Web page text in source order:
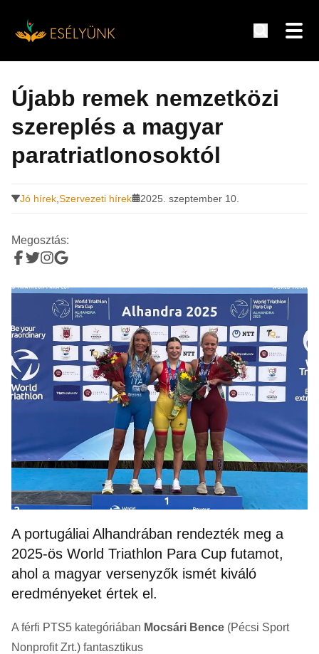
tartalomra
Újabb remek nemzetközi
szereplés a magyar
paratriatlonosoktól
Jó hírek Szervezeti hírek 2025. szeptember 10.
Megosztás:
A portugáliai Alhandrában rendezték meg a
2025-ös World Triathlon Para Cup futamot,
ahol a magyar versenyzők ismét kiváló
eredményeket értek el.
A férfi PTS5 kategóriában Mocsári Bence (Pécsi Sport
Nonprofit Zrt.) fantasztikus